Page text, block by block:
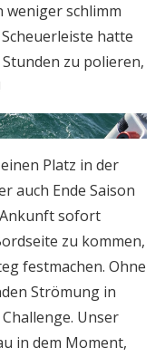
schlimm
hatte
zu polieren,
Platz in der
auch Ende Saison
sofort
zu kommen,
festmachen. Ohne
Strömung in
Unser
in dem Moment,